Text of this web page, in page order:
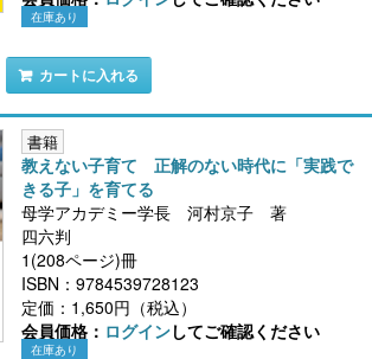
在庫あり
カートに入れる
書籍
教えない子育て 正解のない時代に「実践で
きる子」を育てる
母学アカデミー学長 河村京子 著
四六判
1(208ページ)冊
ISBN：9784539728123
定価：1,650円（税込）
会員価格： ログインしてご確認ください
在庫あり